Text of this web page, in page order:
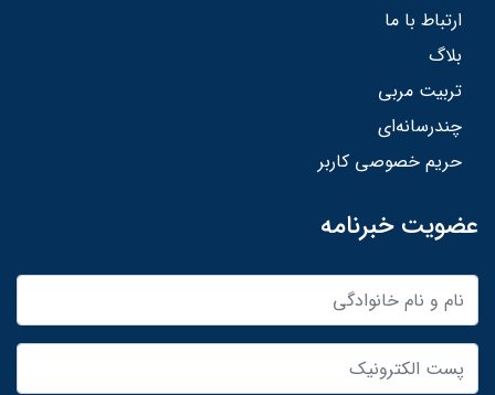
ارتباط با ما
بلاگ
تربیت مربی
چندرسانه‌ای
حریم خصوصی کاربر
عضویت خبرنامه